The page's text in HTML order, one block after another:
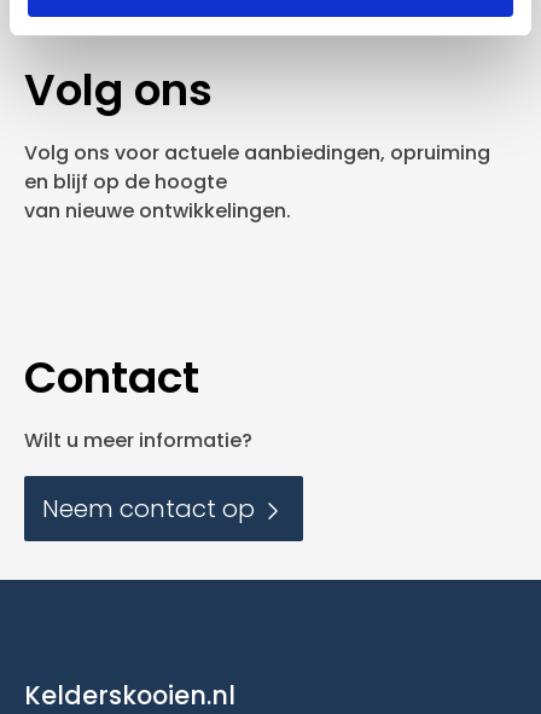
Volg ons
Volg ons voor actuele aanbiedingen, opruiming
en blijf op de hoogte
van nieuwe ontwikkelingen.
Contact
Wilt u meer informatie?
Neem contact op
Kelderskooien.nl